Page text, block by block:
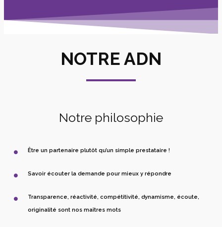
NOTRE ADN
Notre philosophie
Être un partenaire plutôt qu’un simple prestataire !
Savoir écouter la demande pour mieux y répondre
Transparence, réactivité, compétitivité, dynamisme, écoute,
originalité sont nos maîtres mots